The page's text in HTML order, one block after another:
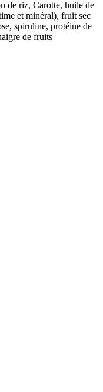
de riz, Carotte, huile de
et minéral), fruit sec
spiruline, protéine de
de fruits